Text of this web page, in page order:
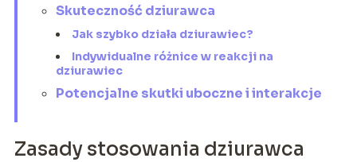
Skuteczność dziurawca
Jak szybko działa dziurawiec?
Indywidualne różnice w reakcji na
dziurawiec
Potencjalne skutki uboczne i interakcje
Zasady stosowania dziurawca